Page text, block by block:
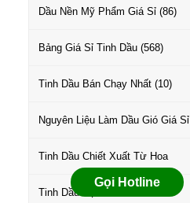
Dầu Nền Mỹ Phẩm Giá Sỉ (86)
Bảng Giá Sỉ Tinh Dầu (568)
Tinh Dầu Bán Chạy Nhất (10)
Nguyên Liệu Làm Dầu Gió Giá Sỉ
Tinh Dầu Chiết Xuất Từ Hoa
Tinh Dầu Họ Gỗ Giá Sỉ
Gọi Hotline